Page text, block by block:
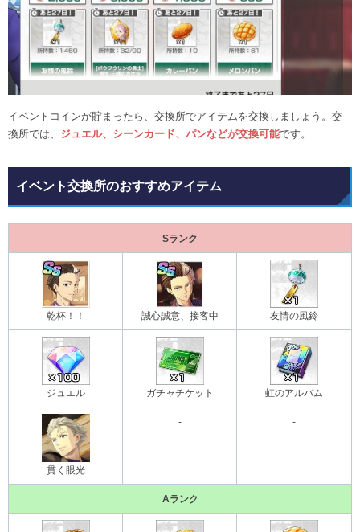
イベントコインが貯まったら、交換所でアイテムを交換しましょう。交
換所では、 ジュエル、シーンカード、パンなどが交換可能です。
イベント交換所のおすすめアイテム
Sランク
乾杯！！ 誠心誠意、接客中 友情の風鈴
ジュエル ガチャチケット 虹のアルバム
貫く眼光
- -
Aランク